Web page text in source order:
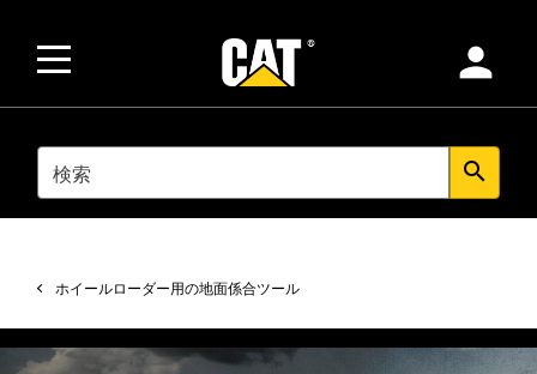
person
SEARCH search
ホイールローダー用の地面係合ツール